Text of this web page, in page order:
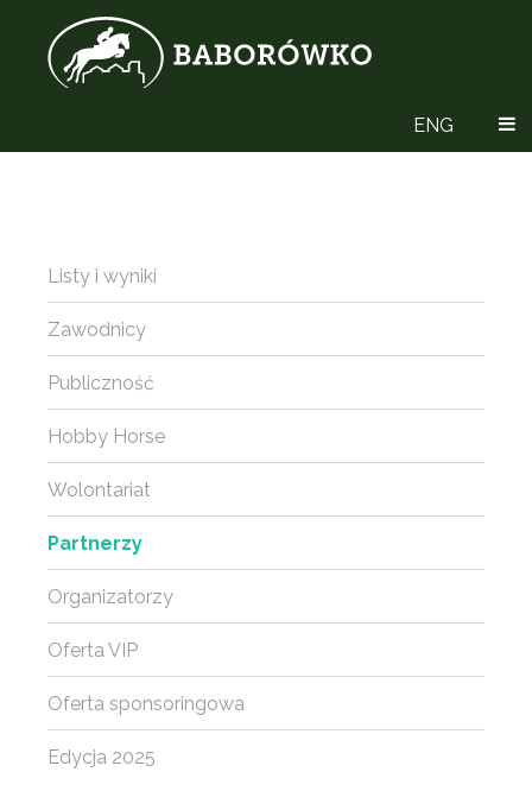
ENG
Listy i wyniki
Zawodnicy
Publiczność
Hobby Horse
Wolontariat
Partnerzy
Organizatorzy
Oferta VIP
Oferta sponsoringowa
Edycja 2025